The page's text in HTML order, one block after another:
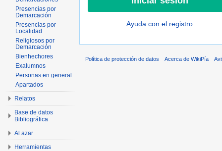
Ayuda con el registro
Presencias por
Demarcación
Presencias por
Localidad
Religiosos por
Demarcación
Bienhechores
Exalumnos
Personas en general
Apartados
Relatos
Base de datos
Bibliográfica
Al azar
Herramientas
Política de protección de datos Acerca de WikiPía